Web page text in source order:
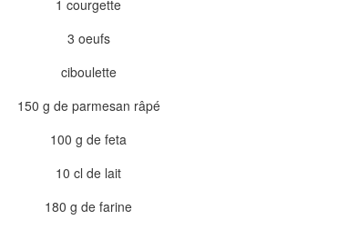
1 courgette
3 oeufs
ciboulette
150 g de parmesan râpé
100 g de feta
10 cl de lait
180 g de farine